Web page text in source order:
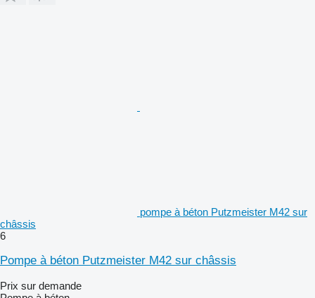
pompe à béton Putzmeister M42 sur
châssis
6
Pompe à béton Putzmeister M42 sur châssis
Prix sur demande